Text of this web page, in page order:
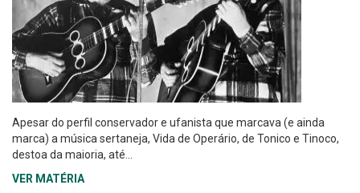
Apesar do perfil conservador e ufanista que marcava (e ainda
marca) a música sertaneja, Vida de Operário, de Tonico e Tinoco,
destoa da maioria, até...
VER MATÉRIA